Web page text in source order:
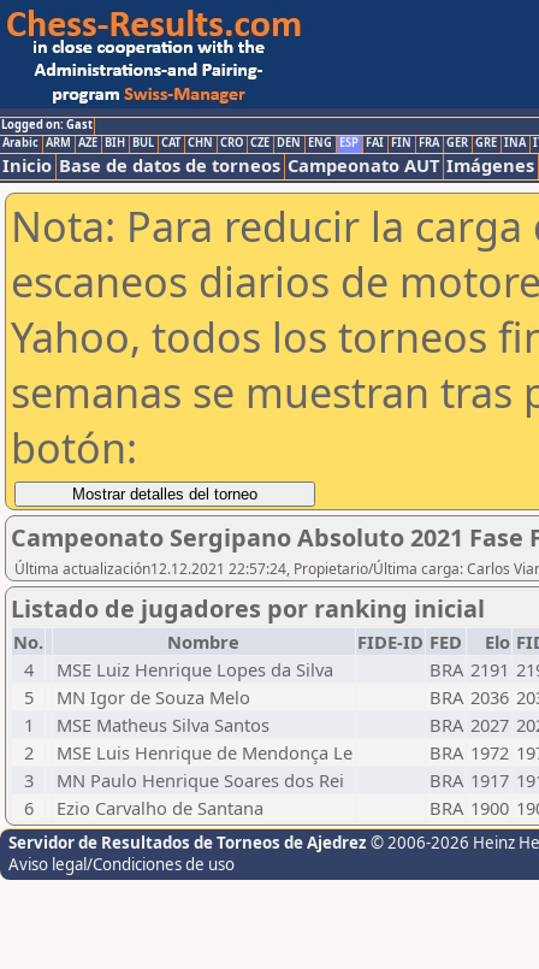
Logged on: Gast
Arabic ARM AZE BIH BUL CAT CHN CRO CZE DEN ENG ESP FAI FIN FRA GER GRE INA
Inicio Base de datos de torneos Campeonato AUT Imágenes
Nota: Para reducir la
escaneos diarios de
Yahoo, todos los torneos
semanas se muestran tras
botón:
Campeonato Sergipano Absoluto 2021 Fase
Última actualización12.12.2021 22:57:24, Propietario/Última carga: Carlos
Listado de jugadores por ranking inicial
No. Nombre FIDE-ID FED Elo
4
MSE Luiz Henrique Lopes da Silva BRA 2191
5
MN Igor de Souza Melo BRA 2036
1
MSE Matheus Silva Santos BRA 2027
2
MSE Luis Henrique de Mendonça Le BRA 1972
3
MN Paulo Henrique Soares dos Rei BRA 1917
6
Ezio Carvalho de Santana BRA 1900
Servidor de Resultados de Torneos de Ajedrez © 2006-2026 Heinz
Aviso legal/Condiciones de uso